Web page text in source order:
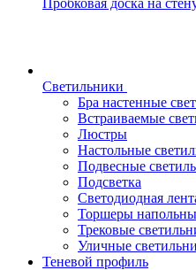
Пробковая доска на
Светильники
Бра настенные
Встраиваемые
Люстры
Настольные
Подвесные
Подсветка
Светодиодная
Торшеры
Трековые
Уличные
Теневой профиль